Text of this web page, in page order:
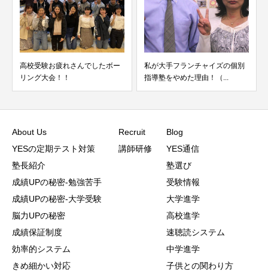
でしたボー
私が大手フランチャイズの個別
指導塾をやめた理由！（...
慶応義塾大学総合政策
学4年生から通っている
About Us
YESの定期テスト対策
塾長紹介
成績UPの秘密-勉強苦手
成績UPの秘密-大学受験
脳力UPの秘密
成績保証制度
効率的システム
きめ細かい対応
Recruit
講師研修
Blog
YES通信
塾選び
受験情報
大学進学
高校進学
速聴読システム
中学進学
子供との関わり方